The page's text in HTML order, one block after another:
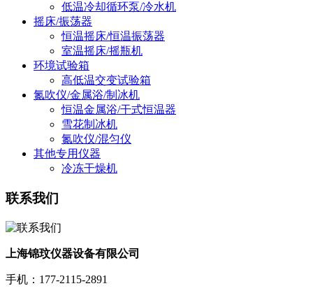
低温冷却循环泵/冷水机
摇床/振荡器
恒温摇床/恒温振荡器
室温摇床/摇瓶机
环境试验箱
高低温交变试验箱
氮吹仪/金属浴/制冰机
恒温金属浴/干式恒温器
雪花制冰机
氮吹仪/混匀仪
其他专用仪器
冷冻干燥机
联系我们
上海锦玟仪器设备有限公司
手机：177-2115-2891